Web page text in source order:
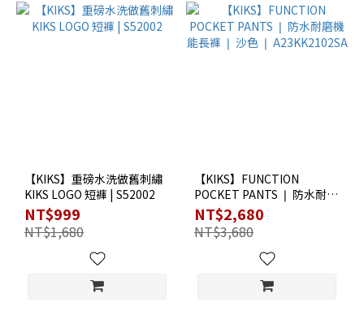
【KIKS】重磅水洗做舊刺繡
KIKS LOGO 短褲 | S52002
NT$999
NT$1,680
【KIKS】FUNCTION
POCKET PANTS ❘ 防水耐磨
機能長褲 ❘ 沙色 ❘
A23KK2102SA
NT$2,680
NT$3,680